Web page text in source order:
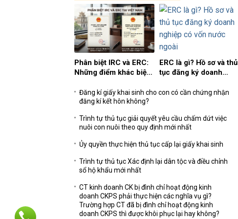
Phân biệt IRC và ERC:
Những điểm khác biệt
cần biết
ERC là gì? Hồ sơ và thủ
tục đăng ký doanh
ngoài
Đăng kí giấy khai sinh cho con có cần chứng nhận
đăng kí kết hôn không?
Trình tự thủ tục giải quyết yêu cầu chấm dứt việc
nuôi con nuôi theo quy định mới nhất
Ủy quyền thực hiện thủ tục cấp lại giấy khai sinh
Trình tự thủ tục Xác định lại dân tộc và điều chỉnh
sổ hộ khẩu mới nhất
CT kinh doanh CK bị đình chỉ hoạt động kinh
doanh CKPS phải thực hiện các nghĩa vụ gì?
Trường hợp CT đã bị đình chỉ hoạt động kinh
doanh CKPS thì được khôi phục lại hay không?